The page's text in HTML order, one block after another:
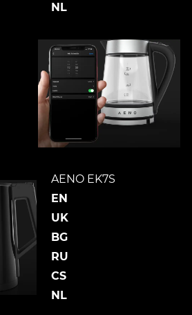
NL
AENO EK7S
EN
UK
BG
RU
CS
NL